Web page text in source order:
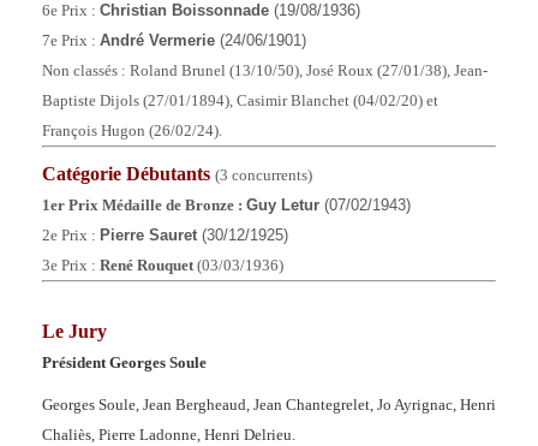
6e Prix : Christian Boissonnade (19/08/1936)
7e Prix : André Vermerie (24/06/1901)
Non classés : Roland Brunel (13/10/50), José Roux (27/01/38), Jean-
Baptiste Dijols (27/01/1894), Casimir Blanchet (04/02/20) et
François Hugon (26/02/24).
Catégorie Débutants (3 concurrents)
1er Prix Médaille de Bronze : Guy Letur (07/02/1943)
2e Prix : Pierre Sauret (30/12/1925)
3e Prix : René Rouquet(03/03/1936)
Le Jury
Président Georges Soule
Georges Soule, Jean Bergheaud, Jean Chantegrelet, Jo Ayrignac, Henri
Chaliès, Pierre Ladonne, Henri Delrieu.